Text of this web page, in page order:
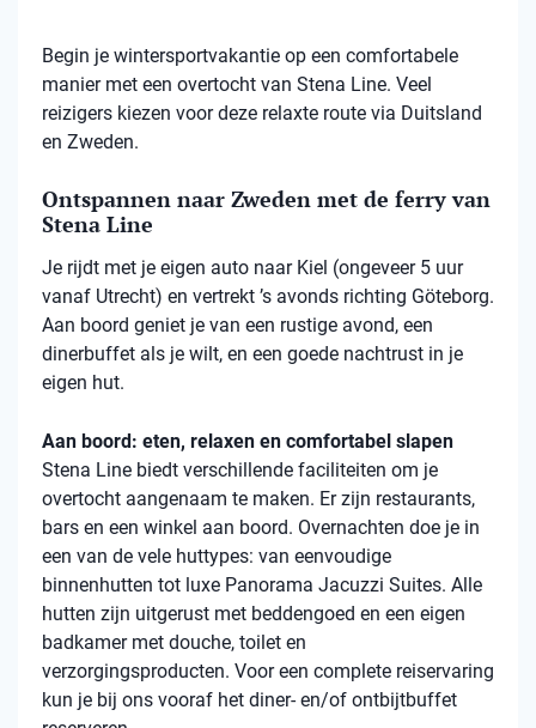
Begin je wintersportvakantie op een comfortabele
manier met een overtocht van Stena Line. Veel
reizigers kiezen voor deze relaxte route via Duitsland
en Zweden.
Ontspannen naar Zweden met de ferry van
Stena Line
Je rijdt met je eigen auto naar Kiel (ongeveer 5 uur
vanaf Utrecht) en vertrekt ’s avonds richting Göteborg.
Aan boord geniet je van een rustige avond, een
dinerbuffet als je wilt, en een goede nachtrust in je
eigen hut.
Aan boord: eten, relaxen en comfortabel slapen
Stena Line biedt verschillende faciliteiten om je
overtocht aangenaam te maken. Er zijn restaurants,
bars en een winkel aan boord. Overnachten doe je in
een van de vele huttypes: van eenvoudige
binnenhutten tot luxe Panorama Jacuzzi Suites. Alle
hutten zijn uitgerust met beddengoed en een eigen
badkamer met douche, toilet en
verzorgingsproducten. Voor een complete reiservaring
kun je bij ons vooraf het diner- en/of ontbijtbuffet